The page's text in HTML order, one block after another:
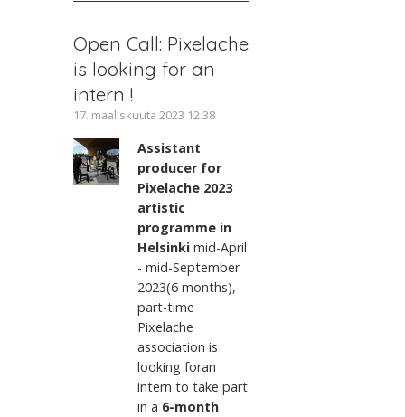
Open Call: Pixelache
is looking for an
intern !
17. maaliskuuta 2023 12.38
Assistant
producer for
Pixelache 2023
artistic
programme in
Helsinki mid-April
- mid-September
2023(6 months),
part-time
Pixelache
association is
looking foran
intern to take part
in a 6-month